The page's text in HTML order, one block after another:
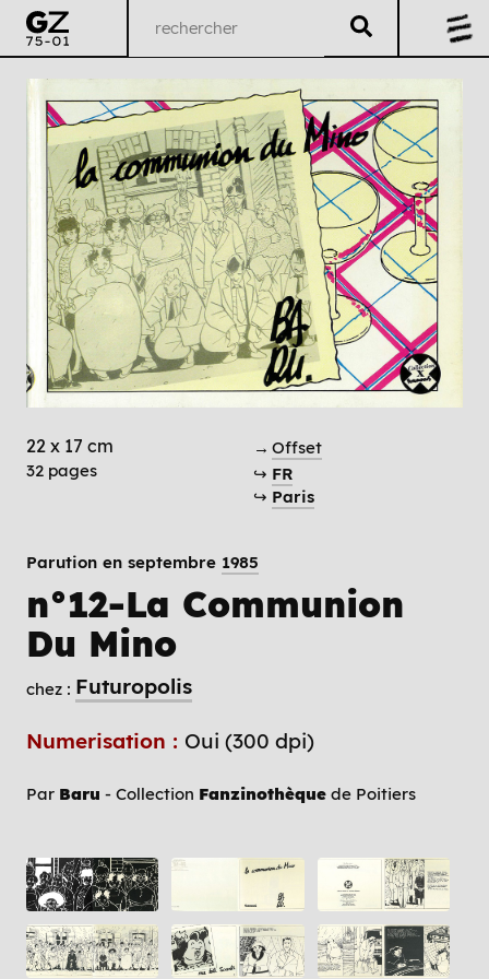
22 x 17 cm
32 pages
→ Offset
↪ FR
↪ Paris
Parution en septembre 1985
n°12-La Communion
Du Mino
chez : Futuropolis
Numerisation : Oui (300 dpi)
Par Baru - Collection Fanzinothèque de Poitiers